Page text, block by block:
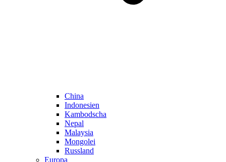
China
Indonesien
Kambodscha
Nepal
Malaysia
Mongolei
Russland
Europa